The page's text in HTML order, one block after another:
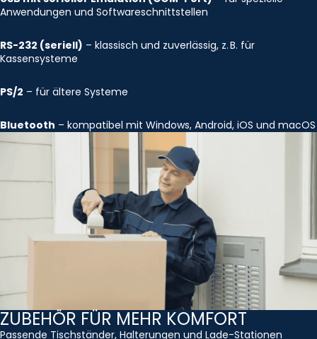
Anwendungen und Softwareschnittstellen
RS-232 (seriell) – klassisch und zuverlässig, z. B. für
Kassensysteme
PS/2 – für ältere Systeme
Bluetooth – kompatibel mit Windows, Android, iOS und macOS
ZUBEHÖR FÜR MEHR KOMFORT
Passende Tischständer, Halterungen und Lade-Stationen